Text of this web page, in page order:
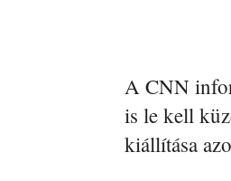
A CNN
is le kell
kiállítása